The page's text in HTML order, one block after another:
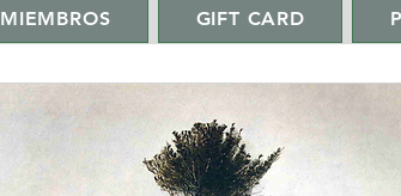
MIEMBROS GIFT CARD